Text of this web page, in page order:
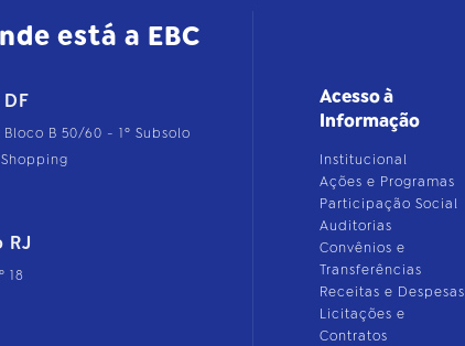
está a EBC
B 50/60 - 1º Subsolo
RJ
18
Acesso à
Informação
Institucional
Ações e Programas
Participação Social
Auditorias
Convênios e
Transferências
Receitas e Despesas
Licitações e
Contratos